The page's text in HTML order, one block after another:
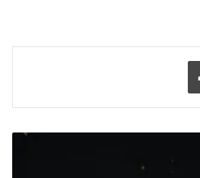
طباعة